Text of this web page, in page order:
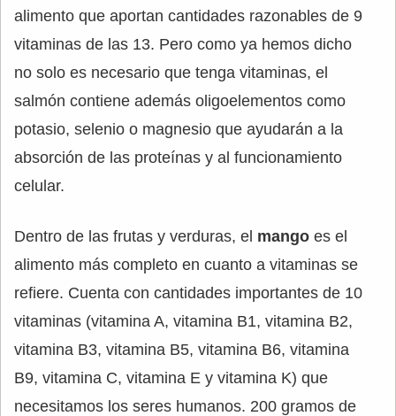
alimento que aportan cantidades razonables de 9
vitaminas de las 13. Pero como ya hemos dicho
no solo es necesario que tenga vitaminas, el
salmón contiene además oligoelementos como
potasio, selenio o magnesio que ayudarán a la
absorción de las proteínas y al funcionamiento
celular.
Dentro de las frutas y verduras, el mango es el
alimento más completo en cuanto a vitaminas se
refiere. Cuenta con cantidades importantes de 10
vitaminas (vitamina A, vitamina B1, vitamina B2,
vitamina B3, vitamina B5, vitamina B6, vitamina
B9, vitamina C, vitamina E y vitamina K) que
necesitamos los seres humanos. 200 gramos de